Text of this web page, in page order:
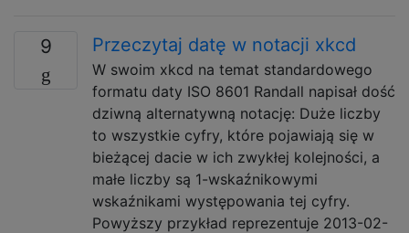
9 Przeczytaj datę w notacji xkcd
W swoim xkcd na temat standardowego
formatu daty ISO 8601 Randall napisał dość
dziwną alternatywną notację: Duże liczby
to wszystkie cyfry, które pojawiają się w
bieżącej dacie w ich zwykłej kolejności, a
małe liczby są 1-wskaźnikowymi
wskaźnikami występowania tej cyfry.
Powyższy przykład reprezentuje 2013-02-